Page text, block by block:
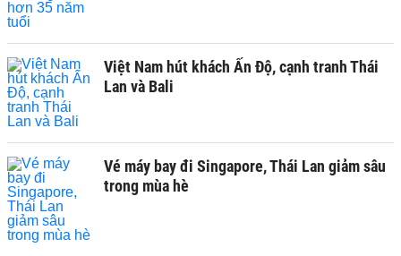
Việt Nam hút khách Ấn Độ, cạnh tranh Thái
Lan và Bali
Vé máy bay đi Singapore, Thái Lan giảm sâu
trong mùa hè